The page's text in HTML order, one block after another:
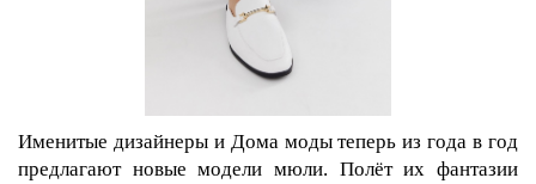
Именитые дизайнеры и Дома моды теперь из года в год
предлагают новые модели мюли. Полёт их фантазии